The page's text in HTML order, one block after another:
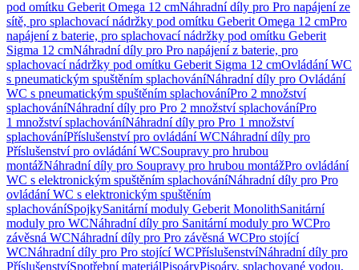
pod omítku Geberit Omega 12 cmNáhradní díly pro Pro napájení ze
sítě, pro splachovací nádržky pod omítku Geberit Omega 12 cmPro
napájení z baterie, pro splachovací nádržky pod omítku Geberit
Sigma 12 cmNáhradní díly pro Pro napájení z baterie, pro
splachovací nádržky pod omítku Geberit Sigma 12 cmOvládání WC
s pneumatickým spuštěním splachováníNáhradní díly pro Ovládání
WC s pneumatickým spuštěním splachováníPro 2 množství
splachováníNáhradní díly pro Pro 2 množství splachováníPro
1 množství splachováníNáhradní díly pro Pro 1 množství
splachováníPříslušenství pro ovládání WCNáhradní díly pro
Příslušenství pro ovládání WCSoupravy pro hrubou
montážNáhradní díly pro Soupravy pro hrubou montážPro ovládání
WC s elektronickým spuštěním splachováníNáhradní díly pro Pro
ovládání WC s elektronickým spuštěním
splachováníSpojkySanitární moduly Geberit MonolithSanitární
moduly pro WCNáhradní díly pro Sanitární moduly pro WCPro
závěsná WCNáhradní díly pro Pro závěsná WCPro stojící
WCNáhradní díly pro Pro stojící WCPříslušenstvíNáhradní díly pro
PříslušenstvíSpotřební materiálPisoáryPisoáry, splachované vodou,